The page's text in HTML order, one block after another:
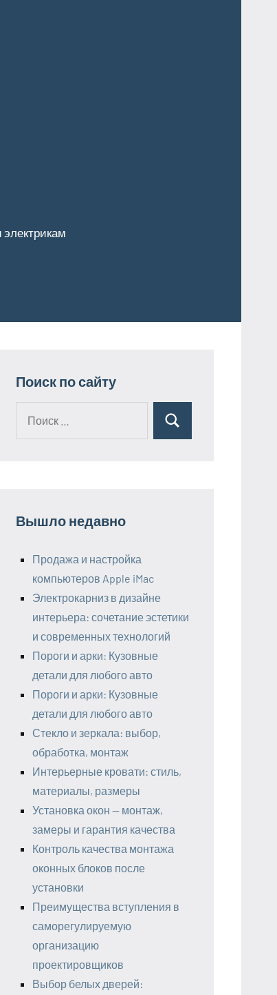
электрикам
Поиск по сайту
Поиск
Вышло недавно
Продажа и настройка
компьютеров Apple iMac
Электрокарниз в дизайне
интерьера: сочетание эстетики
и современных технологий
Пороги и арки: Кузовные
детали для любого авто
Пороги и арки: Кузовные
детали для любого авто
Стекло и зеркала: выбор,
обработка, монтаж
Интерьерные кровати: стиль,
материалы, размеры
Установка окон — монтаж,
замеры и гарантия качества
Контроль качества монтажа
оконных блоков после
установки
Преимущества вступления в
саморегулируемую
организацию
проектировщиков
Выбор белых дверей: